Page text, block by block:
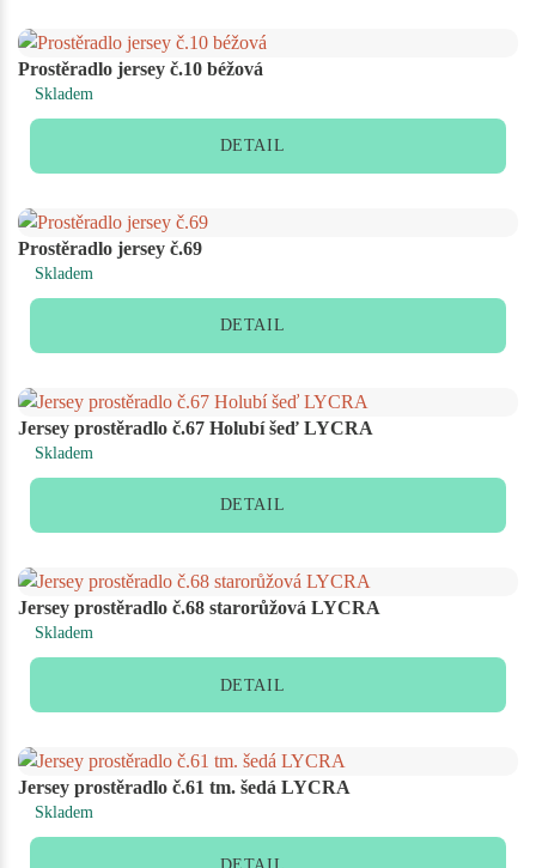
Prostěradlo jersey č.10 béžová
Skladem
DETAIL
Prostěradlo jersey č.69
Skladem
DETAIL
Jersey prostěradlo č.67 Holubí šeď LYCRA
Skladem
DETAIL
Jersey prostěradlo č.68 starorůžová LYCRA
Skladem
DETAIL
Jersey prostěradlo č.61 tm. šedá LYCRA
Skladem